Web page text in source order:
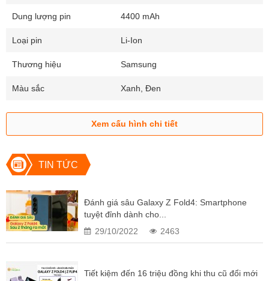
Về ngoại hình
, thông qua những hình ảnh Z Fold 4 được công bố
tại sự kiện tối ngày 10/8, cho thấy thiết kế của chiếc điện thoại gập
này không có quá nhiều sự khác biệt so với Z Fold 3. Tuy nhiên,
diện tích hiển thị cũng như cảm giác cầm nắm, đó là giảm chiều
Dung lượng pin 4400 mAh
Loại pin Li-Ion
Thương hiệu Samsung
Màu sắc Xanh, Đen
Xem cấu hình chi tiết
TIN TỨC
Đánh giá sâu Galaxy Z Fold4: Smartphone
tuyệt đỉnh dành cho...
29/10/2022
2463
Tiết kiệm đến 16 triệu đồng khi thu cũ đổi mới